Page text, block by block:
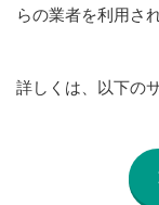
らの業者を利用さ
詳しくは、以下の